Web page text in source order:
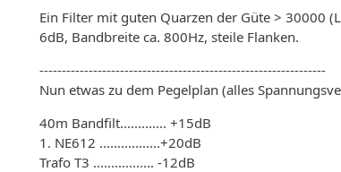
Ein Filter mit guten Quarzen der Güte > 30000
6dB, Bandbreite ca. 800Hz, steile Flanken.
----------------------------------------------------------------
Nun etwas zu dem Pegelplan (alles
40m Bandfilt............. +15dB
1. NE612 .................+20dB
Trafo T3 ................. -12dB